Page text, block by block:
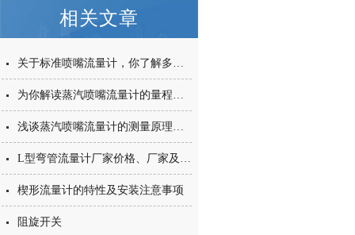
相关文章
关于标准喷嘴流量计，你了解多少呢？
为你解读蒸汽喷嘴流量计的量程局限
浅谈蒸汽喷嘴流量计的测量原理及特点
L型弯管流量计厂家价格、厂家及型号
楔形流量计的特性及安装注意事项
阻旋开关